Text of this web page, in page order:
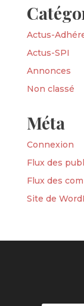
Actus-
Actus-SPI
Annonces
Non classé
Méta
Connexion
Flux des
Flux des
Site de